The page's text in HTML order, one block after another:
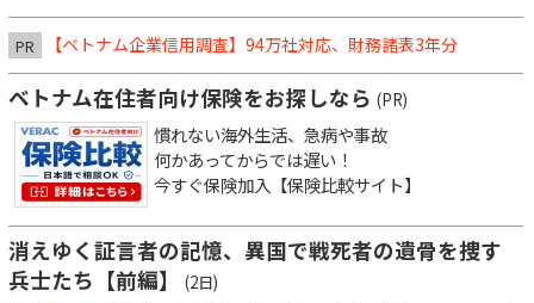
PR 【ベトナム企業信用調査】94万社対応、財務諸表3年分
ベトナム在住者向け保険をお探しなら (PR)
慣れない海外生活、急病や事故
何かあってからでは遅い！
今すぐ保険加入【保険比較サイト】
消えゆく証言者の記憶、異国で戦死者の遺骨を捜す
兵士たち【前編】
(2日)